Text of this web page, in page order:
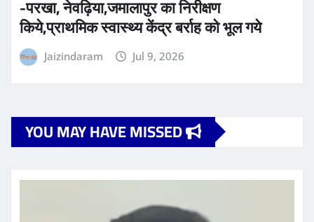
-परखा, नेवढ़िया,जमालापुर का निरीक्षण
किये,प्राथमिक स्वास्थ्य केंद्र बर्राह को भूल गये
Jaizindaram Jul 9, 2026
YOU MAY HAVE MISSED